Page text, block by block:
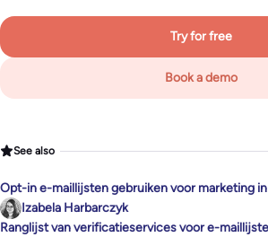
Try for free
Book a demo
See also
Opt-in e-maillijsten gebruiken voor marketing
Izabela Harbarczyk
Ranglijst van verificatieservices voor e-